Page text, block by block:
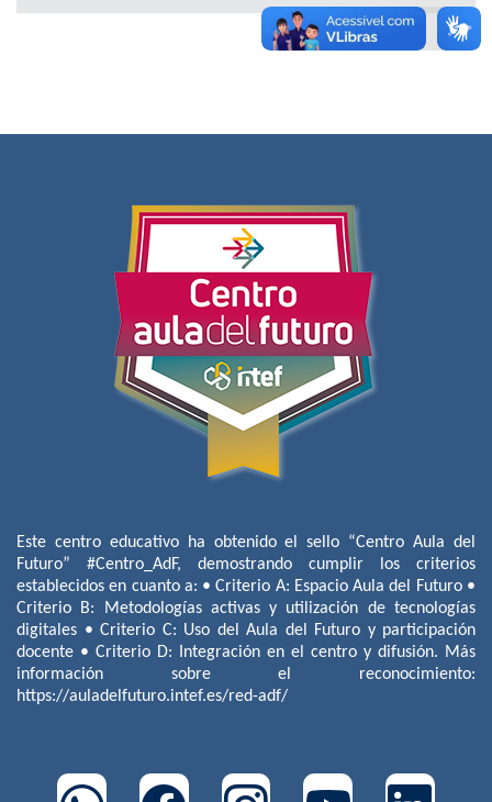
Este centro educativo ha obtenido el sello “Centro Aula del
Futuro” #Centro_AdF, demostrando cumplir los criterios
establecidos en cuanto a: • Criterio A: Espacio Aula del Futuro •
Criterio B: Metodologías activas y utilización de tecnologías
digitales • Criterio C: Uso del Aula del Futuro y participación
docente • Criterio D: Integración en el centro y difusión. Más
información sobre el reconocimiento:
https://auladelfuturo.intef.es/red-adf/